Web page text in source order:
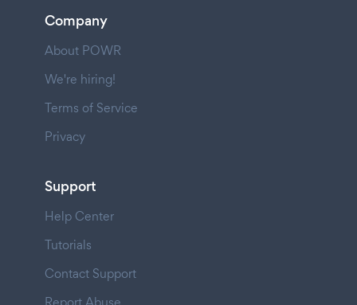
Company
About POWR
We're hiring!
Terms of Service
Privacy
Support
Help Center
Tutorials
Contact Support